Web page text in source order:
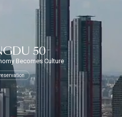
50
Becomes Culture
reservation